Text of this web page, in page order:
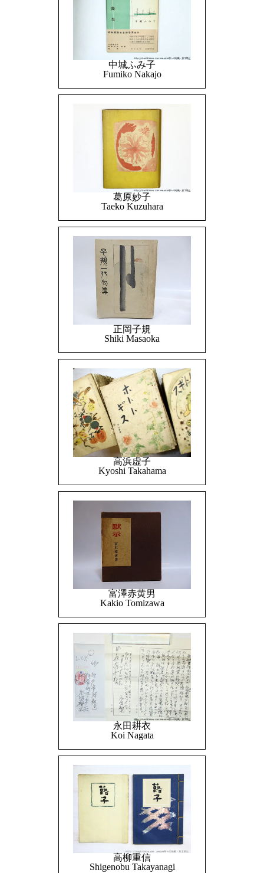
中城ふみ子
Fumiko Nakajo
葛原妙子
Taeko Kuzuhara
正岡子規
Shiki Masaoka
高浜虚子
Kyoshi Takahama
富澤赤黄男
Kakio Tomizawa
永田耕衣
Koi Nagata
高柳重信
Shigenobu Takayanagi